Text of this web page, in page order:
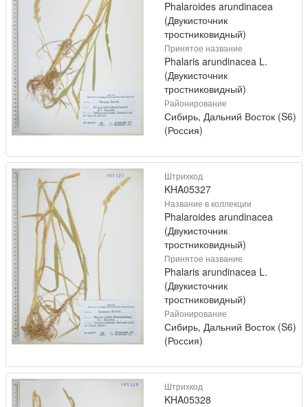
Phalaroides arundinacea
(Двукисточник
тростниковидный)
Принятое название
Phalaris arundinacea L.
(Двукисточник
тростниковидный)
Районирование
Сибирь, Дальний Восток (S6)
(Россия)
Штрихкод
KHA05327
Название в коллекции
Phalaroides arundinacea
(Двукисточник
тростниковидный)
Принятое название
Phalaris arundinacea L.
(Двукисточник
тростниковидный)
Районирование
Сибирь, Дальний Восток (S6)
(Россия)
Штрихкод
KHA05328